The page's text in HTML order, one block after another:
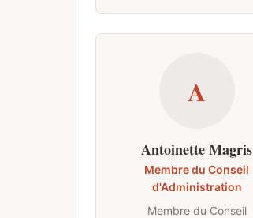
A
Antoinette Magris
Membre du Conseil
d'Administration
Membre du Conseil